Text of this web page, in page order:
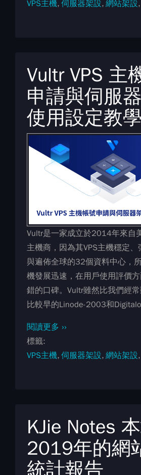
VPS主機 伺服器架設 網站架設
Vultr VPS 主
申請與伺服
使用設定教學
Vultr是一家成立於2014年來自
主機商，因為其VPS主機穩定
與遍佈全球的32個資料中心，
機發展迅速，在用戶使用評價
錯的口碑。Vultr雖然比我們經
比較早的Linode-2003和
閱讀更多 ››
標籤
VPS主機 伺服器架設 網站架設
KJie Notes
2019年的網
統計報告